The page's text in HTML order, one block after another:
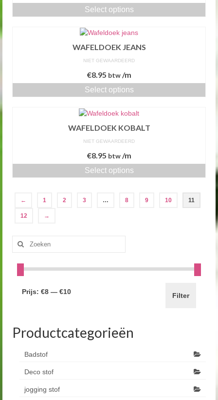
Select options
WAFELDOEK JEANS
NIET GEWAARDEERD
€8.95 btw/m
Select options
WAFELDOEK KOBALT
NIET GEWAARDEERD
€8.95 btw/m
Select options
← 1 2 3 … 8 9 10 11
12 →
Zoeken
naar:
Filter
Prijs: €8 — €10
Productcategorieën
Badstof
Deco stof
jogging stof